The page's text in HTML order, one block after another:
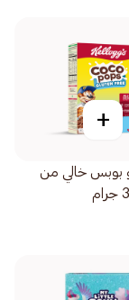
+
بوبس خالي من